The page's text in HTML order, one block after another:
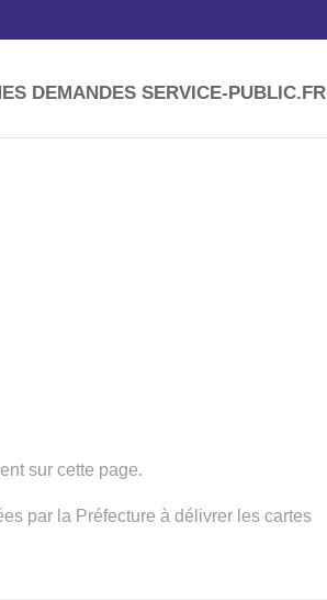
DEMANDES SERVICE-PUBLIC.FR
sur cette page.
par la Préfecture à délivrer les cartes